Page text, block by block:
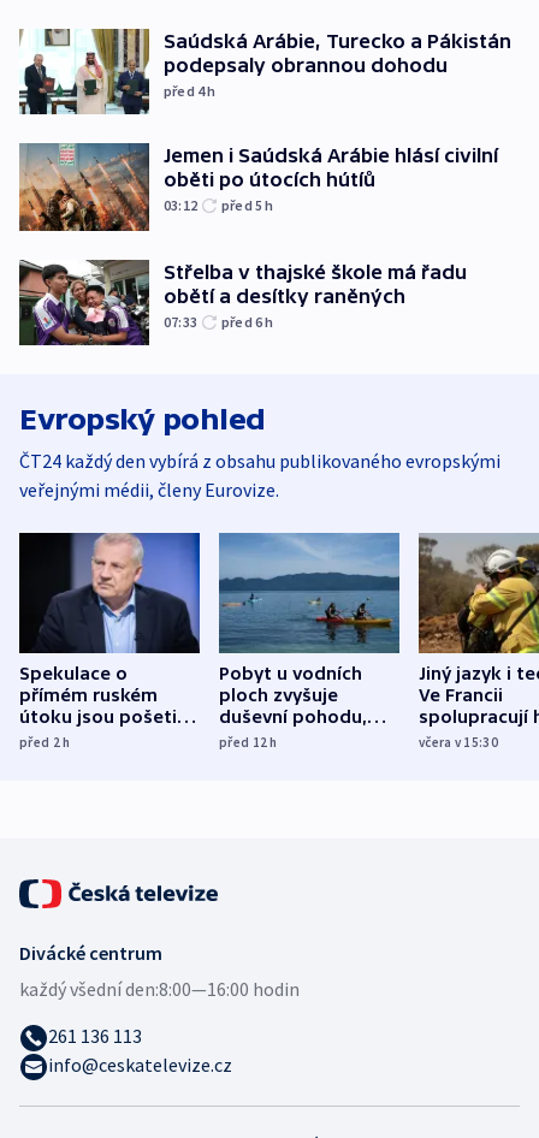
Saúdská Arábie, Turecko a Pákistán
podepsaly obrannou dohodu
před 4h
Jemen i Saúdská Arábie hlásí civilní
oběti po útocích hútíů
03:12 před 5h
Střelba v thajské škole má řadu
obětí a desítky raněných
07:33 před 6h
Evropský pohled
ČT24 každý den vybírá z obsahu publikovaného evropskými
veřejnými médii, členy Eurovize.
Spekulace o
přímém ruském
útoku jsou pošetilé,
míní estonský
před 2h
Pobyt u vodních
ploch zvyšuje
duševní pohodu,
ukázala
před 12h
Jiný jazyk i
Ve Francii
spolupracují
různých zemí
včera v 15:30
Divácké centrum
každý všední den:8:00—16:00 hodin
261 136 113
info@ceskatelevize.cz